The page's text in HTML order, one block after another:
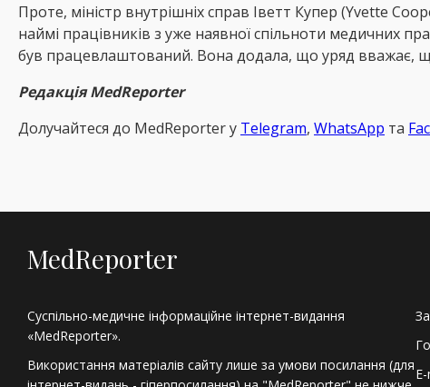
Проте, міністр внутрішніх справ Іветт Купер (Yvette
наймі працівників з уже наявної спільноти медичних
був працевлаштований. Вона додала, що уряд вважає,
Редакція MedReporter
Долучайтеся до MedReрorter у Telegram, WhatsApp та
MedReporter
Суспільно-медичне інформаційне інтернет-видання
«MedReporter».
Використання матеріалів сайту лише за умови посилання (для